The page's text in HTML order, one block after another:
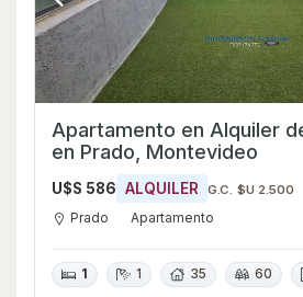
Apartamento en Alquiler
en Prado, Montevideo
U$S 586 ALQUILER G.C. $U 2.500
Prado Apartamento
1 1 35 60